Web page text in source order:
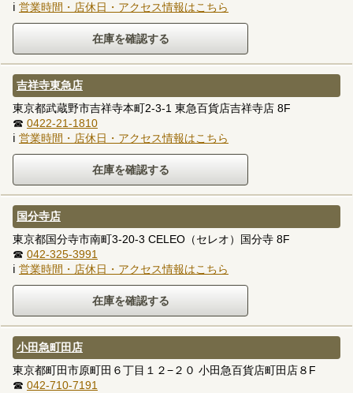
ℹ 営業時間・店休日・アクセス情報はこちら
吉祥寺東急店
東京都武蔵野市吉祥寺本町2-3-1 東急百貨店吉祥寺店 8F
☎ 0422-21-1810
ℹ 営業時間・店休日・アクセス情報はこちら
国分寺店
東京都国分寺市南町3-20-3 CELEO（セレオ）国分寺 8F
☎ 042-325-3991
ℹ 営業時間・店休日・アクセス情報はこちら
小田急町田店
東京都町田市原町田６丁目１２−２０ 小田急百貨店町田店８F
☎ 042-710-7191